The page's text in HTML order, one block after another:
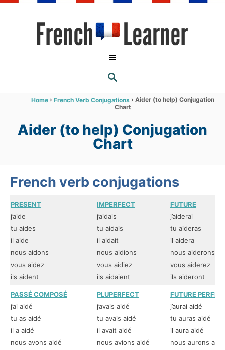
S
E
R
Home › French Verb Conjugations › Aider (to help) Conjugation
Chart
Aider (to help) Conjugation
Chart
French verb conjugations
PRESENT
j’aide
tu aides
il aide
nous aidons
vous aidez
ils aident
IMPERFECT
j’aidais
tu aidais
il aidait
nous aidions
vous aidiez
ils aidaient
FUTURE
j’aiderai
tu aideras
il aidera
nous aiderons
vous aiderez
ils aideront
PASSÉ COMPOSÉ
j’ai aidé
tu as aidé
il a aidé
nous avons aidé
PLUPERFECT
j’avais aidé
tu avais aidé
il avait aidé
nous avions aidé
FUTURE
j’aurai aidé
tu auras aidé
il aura aidé
nous aurons aidé